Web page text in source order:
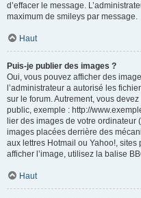
d’effacer le message.
maximum de smileys par message.
Haut
Puis-je publier des images ?
Oui, vous pouvez afficher des
l’administrateur a autorisé les
sur le forum. Autrement, vous
public, exemple : http://
lier des images de votre ordinateur
images placées derrière des
aux lettres Hotmail ou Yahoo!,
afficher l’image, utilisez la balise
Haut